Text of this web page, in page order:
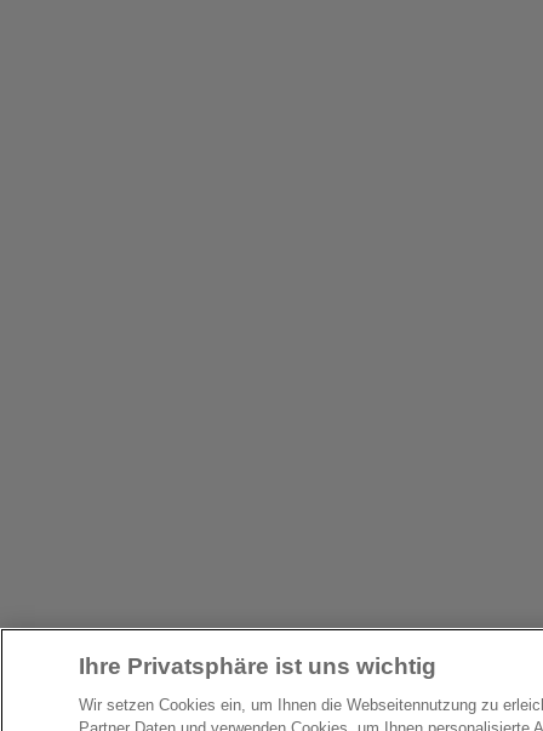
Ihre Privatsphäre ist uns wichtig
Wir setzen Cookies ein, um Ihnen die Webseitennutzung zu